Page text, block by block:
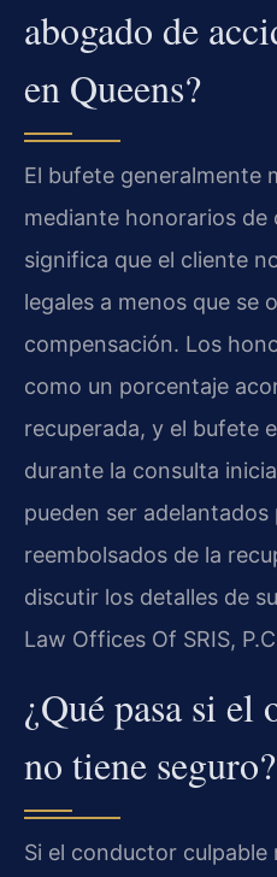
abogado de
en Queens?
El bufete generalmente
mediante honorarios de
significa que el cliente
legales a menos que se
compensación. Los
como un porcentaje
recuperada, y el bufete
durante la consulta
pueden ser
reembolsados de la
discutir los detalles de
Law Offices Of SRIS,
¿Qué pasa si
no tiene seguro?
Si el conductor